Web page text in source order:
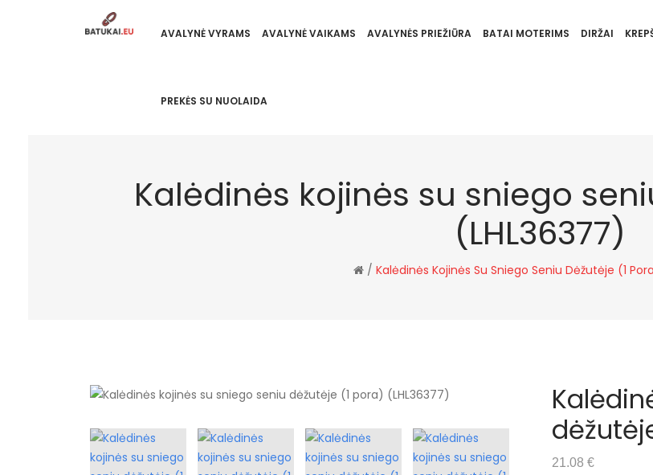
AVALYNĖ VYRAMS AVALYNĖ VAIKAMS AVALYNĖS PRIEŽIŪRA BATAI MOTERIMS DIRŽAI
PREKĖS SU NUOLAIDA
Kalėdinės kojinės su sniego
(LHL36377)
/ Kalėdinės Kojinės Su Sniego Seniu Dėžutėje (1
21.08 €